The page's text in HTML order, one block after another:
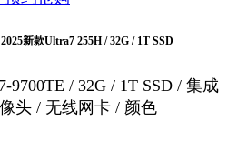
新款Ultra7 255H / 32G / 1T SSD
/ 32G / 1T SSD / 集成
头 / 无线网卡 / 颜色